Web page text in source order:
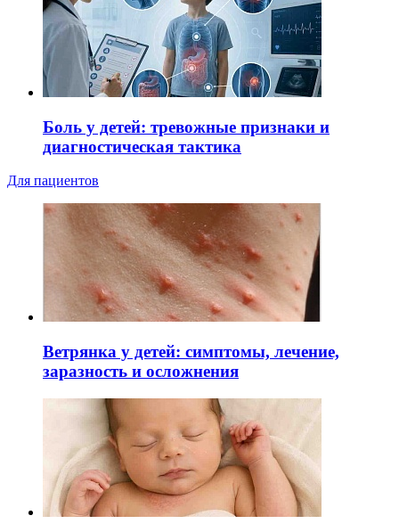
Боль у детей: тревожные признаки и
диагностическая тактика
Для пациентов
Ветрянка у детей: симптомы, лечение,
заразность и осложнения